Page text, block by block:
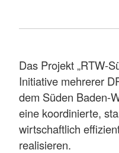
Das Projekt „RTW-
Initiative mehrerer
dem Süden Baden-
eine koordinierte,
wirtschaftlich
realisieren.